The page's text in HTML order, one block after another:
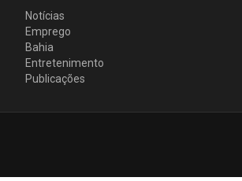
Notícias
Emprego
Bahia
Entretenimento
Publicações